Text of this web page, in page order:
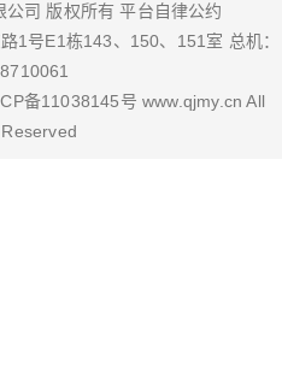
公司 版权所有平台自律公约
1号E1栋143、150、151室 总机：
备11038145号 www.qjmy.cn All